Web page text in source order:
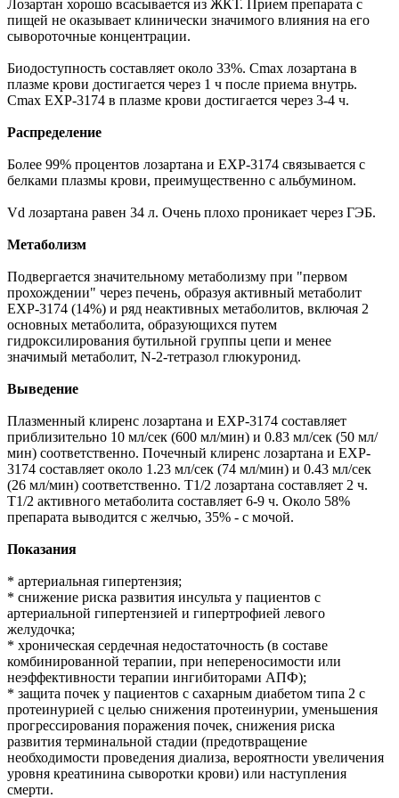
Лозартан хорошо всасывается из ЖКТ. Прием препарата с
пищей не оказывает клинически значимого влияния на его
сывороточные концентрации.
Биодоступность составляет около 33%. Cmax лозартана в
плазме крови достигается через 1 ч после приема внутрь.
Cmax EXP-3174 в плазме крови достигается через 3-4 ч.
Распределение
Более 99% процентов лозартана и EXP-3174 связывается с
белками плазмы крови, преимущественно с альбумином.
Vd лозартана равен 34 л. Очень плохо проникает через ГЭБ.
Метаболизм
Подвергается значительному метаболизму при "первом
прохождении" через печень, образуя активный метаболит
EXP-3174 (14%) и ряд неактивных метаболитов, включая 2
основных метаболита, образующихся путем
гидроксилирования бутильной группы цепи и менее
значимый метаболит, N-2-тетразол глюкуронид.
Выведение
Плазменный клиренс лозартана и EXP-3174 составляет
приблизительно 10 мл/сек (600 мл/мин) и 0.83 мл/сек (50 мл/
мин) соответственно. Почечный клиренс лозартана и EXP-
3174 составляет около 1.23 мл/сек (74 мл/мин) и 0.43 мл/сек
(26 мл/мин) соответственно. T1/2 лозартана составляет 2 ч.
T1/2 активного метаболита составляет 6-9 ч. Около 58%
препарата выводится с желчью, 35% - с мочой.
Показания
* артериальная гипертензия;
* снижение риска развития инсульта у пациентов с
артериальной гипертензией и гипертрофией левого
желудочка;
* хроническая сердечная недостаточность (в составе
комбинированной терапии, при непереносимости или
неэффективности терапии ингибиторами АПФ);
* защита почек у пациентов с сахарным диабетом типа 2 с
протеинурией с целью снижения протеинурии, уменьшения
прогрессирования поражения почек, снижения риска
развития терминальной стадии (предотвращение
необходимости проведения диализа, вероятности увеличения
уровня креатинина сыворотки крови) или наступления
смерти.